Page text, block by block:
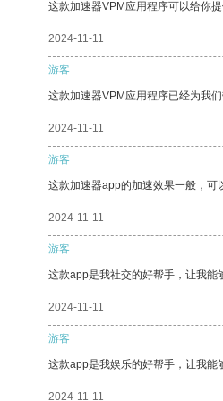
这款加速器VPM应用程序可以给你
2024-11-11
游客
这款加速器VPM应用程序已经为我
2024-11-11
游客
这款加速器app的加速效果一般，可
2024-11-11
游客
这款app是我社交的好帮手，让我能
2024-11-11
游客
这款app是我娱乐的好帮手，让我能
2024-11-11